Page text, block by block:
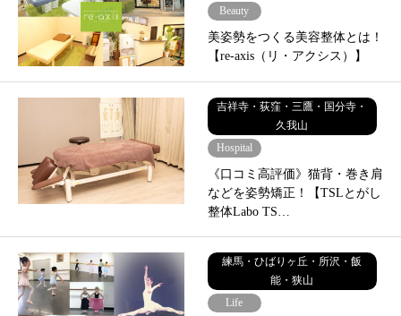
Beauty
美姿勢をつくる美容整体とは！
【re-axis（リ・アクシス）】
吉祥寺・荻窪・三鷹・国分寺・
久我山
Hospital
《口コミ高評価》猫背・巻き肩
などを姿勢矯正！【TSLとがし
整体Labo TS…
練馬・ひばりヶ丘・所沢・飯
能・狭山
Life